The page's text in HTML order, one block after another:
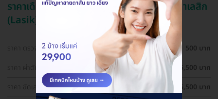
ราคาเดือน สิงหาคม ปี 2569 (2026) สำหรับ ทำเลสิก
(Lasik)
ราคา ตรวจตาก่อนทำเลสิก (LASIK)
500 บาท
ราคา ผ่าตัดปรับค่าสายตา ด้วยเทคนิค SBK LASIK สำหรับตา
25,500 บาท
ราคา ขัดเลนส์ตาด้วยเลเซอร์ เทคนิค PRK สำหรับตา 1 ข้าง
25,500 บาท